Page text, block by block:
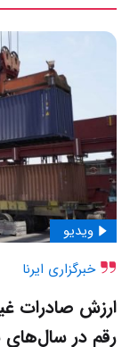
خبرگزاری ایرنا
ویدیو
رقم در